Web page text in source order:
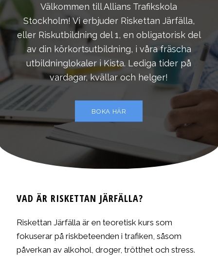
Välkommen till Allians Trafikskola
Stockholm! Vi erbjuder Riskettan Järfälla,
eller Riskutbildning del 1, en obligatorisk del
av din körkortsutbildning, i våra fräscha
utbildninglokaler i Kista. Lediga tider på
vardagar, kvällar och helger!
BOKA HÄR
VAD ÄR RISKETTAN JÄRFÄLLA?
Riskettan Järfälla är en teoretisk kurs som
fokuserar på riskbeteenden i trafiken, såsom
påverkan av alkohol, droger, trötthet och stress.